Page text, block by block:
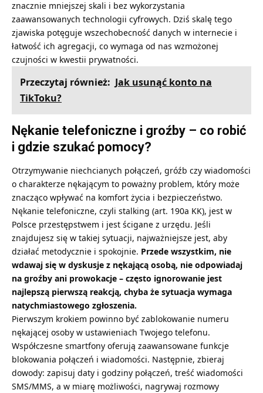
znacznie mniejszej skali i bez wykorzystania
zaawansowanych technologii cyfrowych. Dziś skalę tego
zjawiska potęguje wszechobecność danych w internecie i
łatwość ich agregacji, co wymaga od nas wzmożonej
czujności w kwestii prywatności.
Przeczytaj również: Jak usunąć konto na
TikToku?
Nękanie telefoniczne i groźby – co robić
i gdzie szukać pomocy?
Otrzymywanie niechcianych połączeń, gróźb czy wiadomości
o charakterze nękającym to poważny problem, który może
znacząco wpływać na komfort życia i bezpieczeństwo.
Nękanie telefoniczne, czyli stalking (art. 190a KK), jest w
Polsce przestępstwem i jest ścigane z urzędu. Jeśli
znajdujesz się w takiej sytuacji, najważniejsze jest, aby
działać metodycznie i spokojnie. Przede wszystkim, nie
wdawaj się w dyskusje z nękającą osobą, nie odpowiadaj
na groźby ani prowokacje – często ignorowanie jest
najlepszą pierwszą reakcją, chyba że sytuacja wymaga
natychmiastowego zgłoszenia.
Pierwszym krokiem powinno być zablokowanie numeru
nękającej osoby w ustawieniach Twojego telefonu.
Współczesne smartfony oferują zaawansowane funkcje
blokowania połączeń i wiadomości. Następnie, zbieraj
dowody: zapisuj daty i godziny połączeń, treść wiadomości
SMS/MMS, a w miarę możliwości, nagrywaj rozmowy